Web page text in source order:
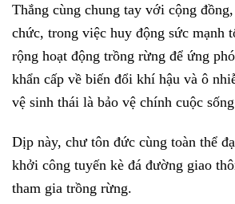
Thắng cùng chung tay với cộng
chức, trong việc huy động sức mạnh
rộng hoạt động trồng rừng để ứng
khẩn cấp về biến đổi khí hậu và ô
vệ sinh thái là bảo vệ chính cuộc
Dịp này, chư tôn đức cùng toàn thể
khởi công tuyến kè đá đường giao
tham gia trồng rừng.